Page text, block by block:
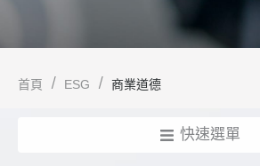
首頁 ESG 商業道德